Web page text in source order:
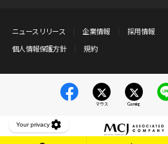
ニュースリリース 企業情報
採用情報
個人情報保護方針
規約
マウス Gaming